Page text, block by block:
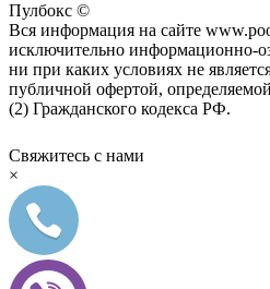
Пулбокс ©
Вся информация на сайте
исключительно информационно-
ни при каких условиях не
публичной офертой,
(2) Гражданского кодекса РФ.
Свяжитесь с нами
×